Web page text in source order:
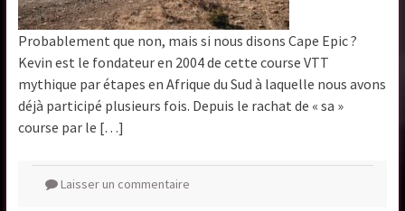
Probablement que non, mais si nous disons Cape Epic ?
Kevin est le fondateur en 2004 de cette course VTT
mythique par étapes en Afrique du Sud à laquelle nous avons
déjà participé plusieurs fois. Depuis le rachat de « sa »
course par le […]
Laisser un commentaire